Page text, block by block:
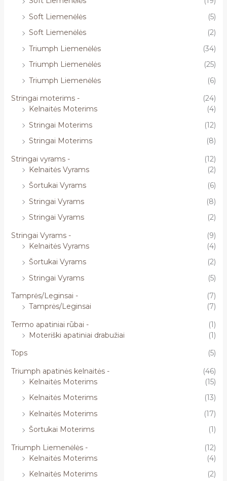
Soft Liemenėlės
(5)
Soft Liemenėlės
(2)
Triumph Liemenėlės
(34)
Triumph Liemenėlės
(25)
Triumph Liemenėlės
(6)
Stringai moterims -
(24)
Kelnaitės Moterims
(4)
Stringai Moterims
(12)
Stringai Moterims
(8)
Stringai vyrams -
(12)
Kelnaitės Vyrams
(2)
Šortukai Vyrams
(6)
Stringai Vyrams
(8)
Stringai Vyrams
(2)
Stringai Vyrams -
(9)
Kelnaitės Vyrams
(4)
Šortukai Vyrams
(2)
Stringai Vyrams
(5)
Tamprės/Leginsai -
(7)
Tamprės/Leginsai
(7)
Termo apatiniai rūbai -
(1)
Moteriški apatiniai drabužiai
(1)
Tops
(5)
Triumph apatinės kelnaitės -
(46)
Kelnaitės Moterims
(15)
Kelnaitės Moterims
(13)
Kelnaitės Moterims
(17)
Šortukai Moterims
(1)
Triumph Liemenėlės -
(12)
Kelnaitės Moterims
(4)
Kelnaitės Moterims
(2)